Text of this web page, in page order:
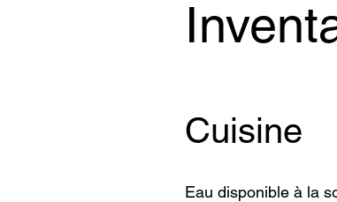
Cuisine
Eau disponible à la